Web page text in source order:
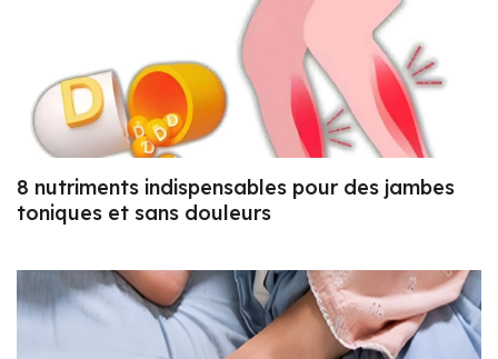
8 nutriments indispensables pour des jambes
toniques et sans douleurs